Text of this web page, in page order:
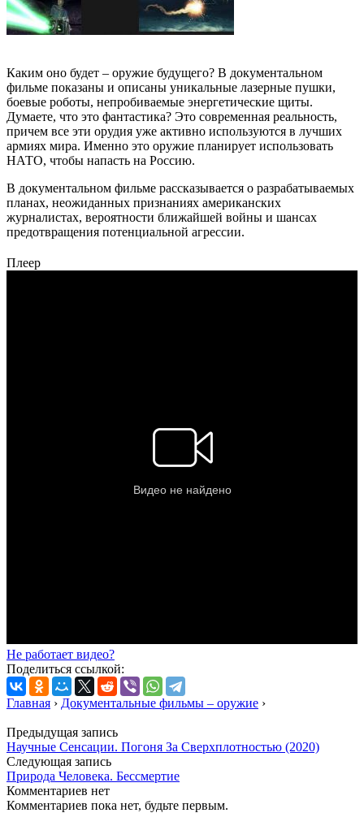
Каким оно будет – оружие будущего? В документальном
фильме показаны и описаны уникальные лазерные пушки,
боевые роботы, непробиваемые энергетические щиты.
Думаете, что это фантастика? Это современная реальность,
причем все эти орудия уже активно используются в лучших
армиях мира. Именно это оружие планирует использовать
НАТО, чтобы напасть на Россию.
В документальном фильме рассказывается о разрабатываемых
планах, неожиданных признаниях американских
журналистах, вероятности ближайшей войны и шансах
предотвращения потенциальной агрессии.
Плеер
Не работает видео?
Поделиться ссылкой:
Главная › Документальные фильмы – оружие ›
Предыдущая запись
Научные Сенсации. Погоня За Сверхплотностью (2020)
Следующая запись
Природа Человека. Бессмертие
Комментариев нет
Комментариев пока нет, будьте первым.